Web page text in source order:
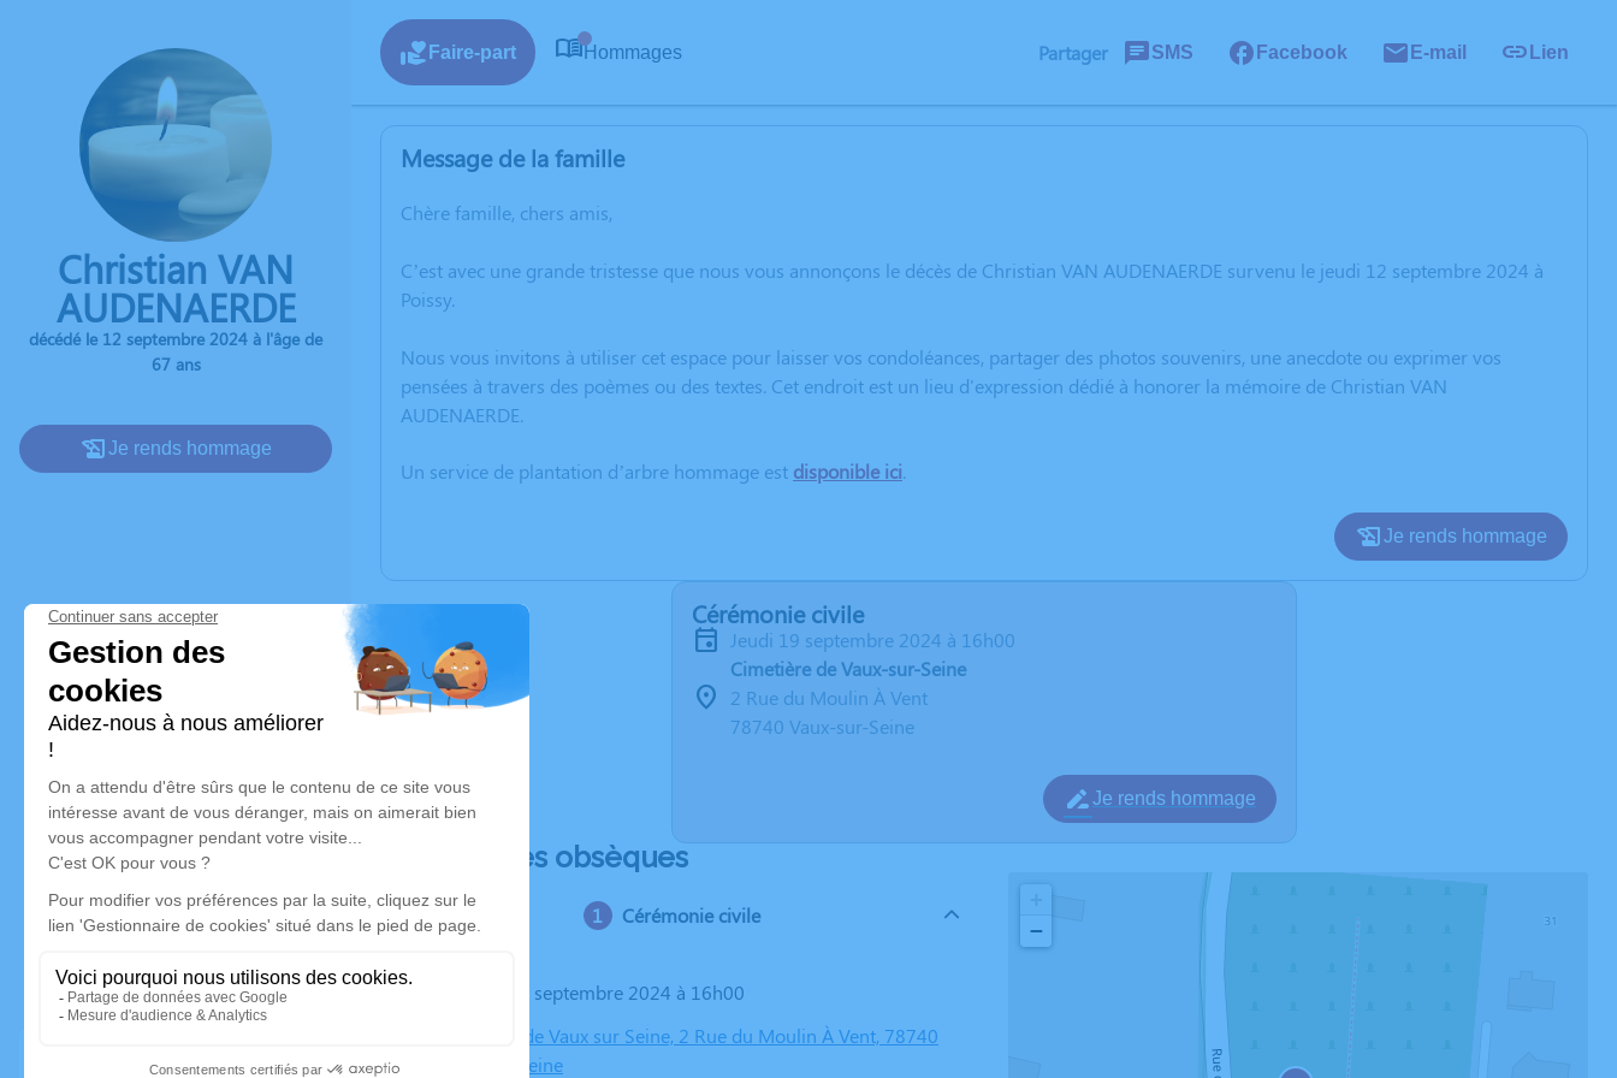
Christian VAN
AUDENAERDE
décédé le 12 septembre 2024 à l'âge de
67 ans
Je rends hommage
Faire-part Hommages Partager SMS Facebook E-mail Lien
Message de la famille
Chère famille, chers amis,
C’est avec une grande tristesse que nous vous annonçons le décès de Christian VAN AUDENAERDE survenu le jeudi 12 septembre 2024 à
Poissy.
Nous vous invitons à utiliser cet espace pour laisser vos condoléances, partager des photos souvenirs, une anecdote ou exprimer vos
pensées à travers des poèmes ou des textes. Cet endroit est un lieu d'expression dédié à honorer la mémoire de Christian VAN
AUDENAERDE.
Un service de plantation d’arbre hommage est disponible ici.
Je rends hommage
Cérémonie civile
jeudi 19 septembre 2024 à 16h00
Cimetière de Vaux-sur-Seine
2 Rue du Moulin À Vent
78740 Vaux-sur-Seine
Je rends hommage
Déroulé des obsèques
Cérémonie civile
Le jeudi 19 septembre 2024 à 16h00
Cimetière de Vaux sur Seine, 2 Rue du Moulin À Vent, 78740
Vaux-sur-Seine
−